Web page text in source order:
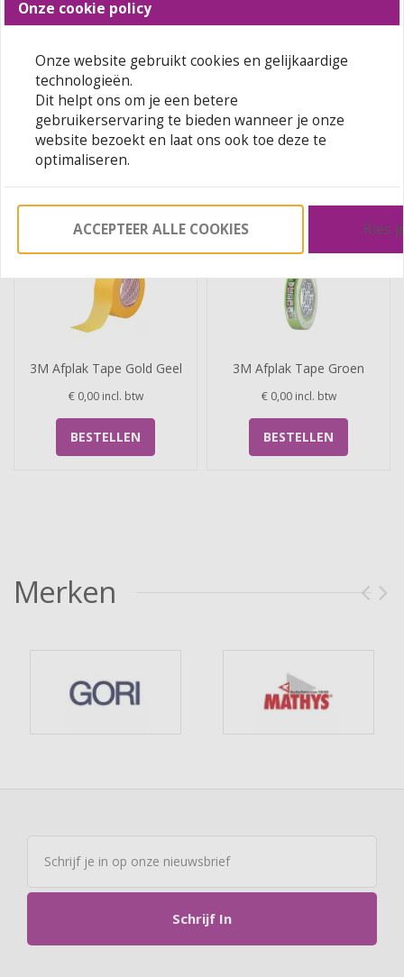
Rendement
Theoretisch verbruik: ± 10 m²/l/laag (naargelang de
Zie technische fiche hier
Informatie
3M Afplak Tape Gold Geel
€ 0,00 incl. btw
BESTELLEN
3M Afplak Tape Groen
€ 0,00 incl. btw
BESTELLEN
Merken
Schrijf In
Onze cookie policy
Onze website gebruikt cookies en gelijkaardige
technologieën.
Dit helpt ons om je een betere
gebruikerservaring te bieden wanneer je onze
website bezoekt en laat ons ook toe deze te
optimaliseren.
ACCEPTEER ALLE COOKIES Kies